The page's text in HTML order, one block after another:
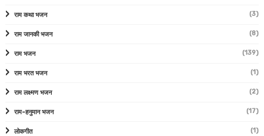
राम कथा भजन (3)
राम जानकी भजन (8)
राम भजन (139)
राम भरत भजन (1)
राम लक्ष्मण भजन (2)
राम-हनुमान भजन (17)
लोकगीत (1)